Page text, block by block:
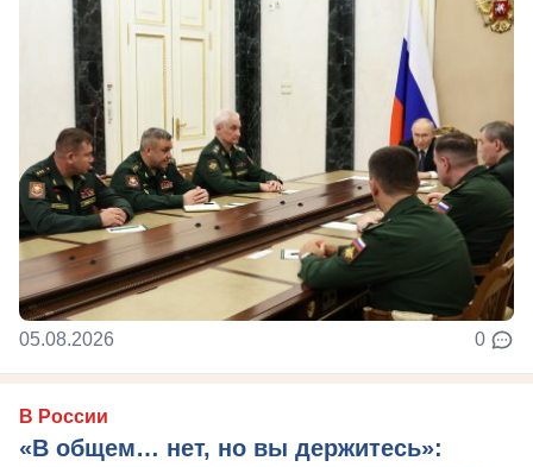
05.08.2026 0
В России
«В общем… нет, но вы держитесь»: